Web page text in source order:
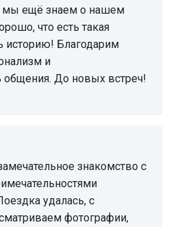
что есть такая
историю! Благодарим
и
коммуникабельность общения. До новых встреч!
удалась, с
фотографии,